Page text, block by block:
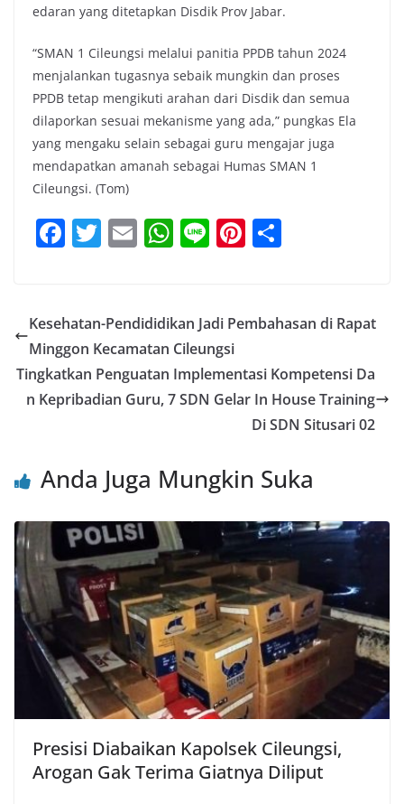
edaran yang ditetapkan Disdik Prov Jabar.
“SMAN 1 Cileungsi melalui panitia PPDB tahun 2024
menjalankan tugasnya sebaik mungkin dan proses
PPDB tetap mengikuti arahan dari Disdik dan semua
dilaporkan sesuai mekanisme yang ada,” pungkas Ela
yang mengaku selain sebagai guru mengajar juga
mendapatkan amanah sebagai Humas SMAN 1
Cileungsi. (Tom)
F
e
b
o
o
T
er
E
l
W
s
A
p
p
Li Pi
e e
Kesehatan-Pendididikan Jadi Pembahasan di Rapat
Minggon Kecamatan Cileungsi
Tingkatkan Penguatan Implementasi Kompetensi Da
n Kepribadian Guru, 7 SDN Gelar In House Training
Di SDN Situsari 02
Anda Juga Mungkin Suka
Presisi Diabaikan Kapolsek Cileungsi,
Arogan Gak Terima Giatnya Diliput